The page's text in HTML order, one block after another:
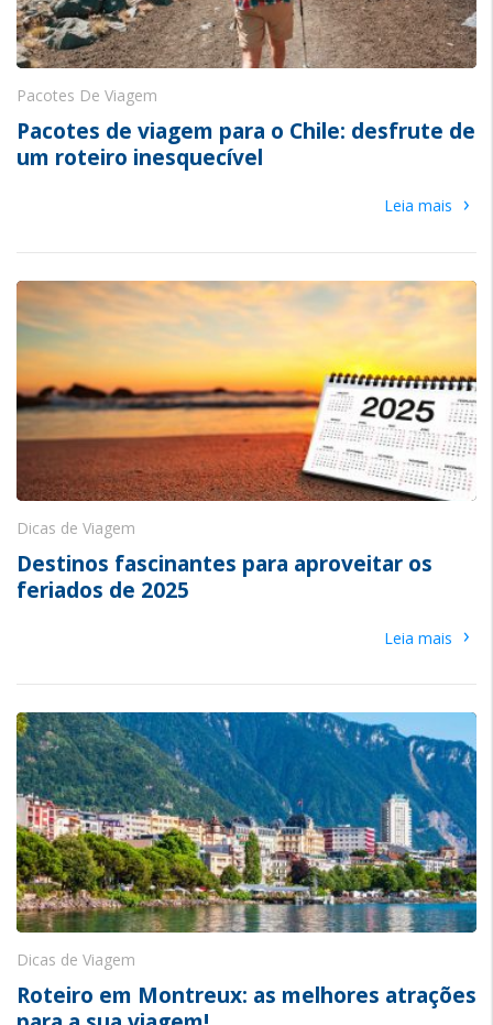
Pacotes De Viagem
Pacotes de viagem para o Chile: desfrute de
um roteiro inesquecível
Leia mais ›
Dicas de Viagem
Destinos fascinantes para aproveitar os
feriados de 2025
Leia mais ›
Dicas de Viagem
Roteiro em Montreux: as melhores atrações